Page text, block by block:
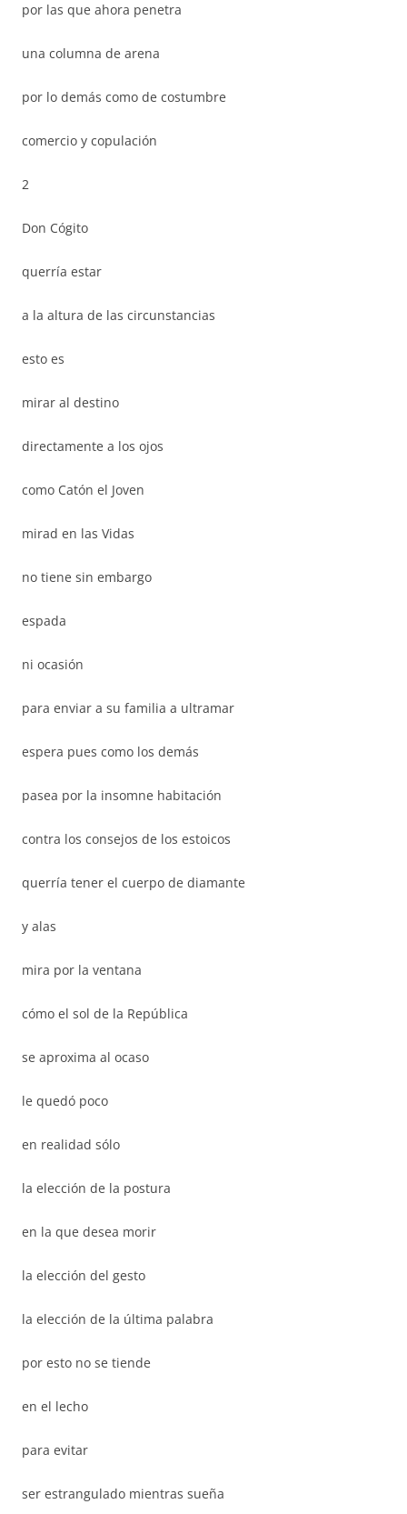
por las que ahora penetra
una columna de arena
por lo demás como de costumbre
comercio y copulación
2
Don Cógito
querría estar
a la altura de las circunstancias
esto es
mirar al destino
directamente a los ojos
como Catón el Joven
mirad en las Vidas
no tiene sin embargo
espada
ni ocasión
para enviar a su familia a ultramar
espera pues como los demás
pasea por la insomne habitación
contra los consejos de los estoicos
querría tener el cuerpo de diamante
y alas
mira por la ventana
cómo el sol de la República
se aproxima al ocaso
le quedó poco
en realidad sólo
la elección de la postura
en la que desea morir
la elección del gesto
la elección de la última palabra
por esto no se tiende
en el lecho
para evitar
ser estrangulado mientras sueña